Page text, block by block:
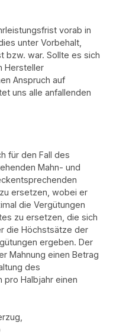
vorab in
unter Vorbehalt,
bzw. war. Sollte es sich
Hersteller
Anspruch auf
uns alle anfallenden
für den Fall des
Mahn- und
ersetzen, wobei er
die Vergütungen
zu ersetzen, die sich
die Höchstsätze der
ergeben. Der
Mahnung einen Betrag
des
pro Halbjahr einen